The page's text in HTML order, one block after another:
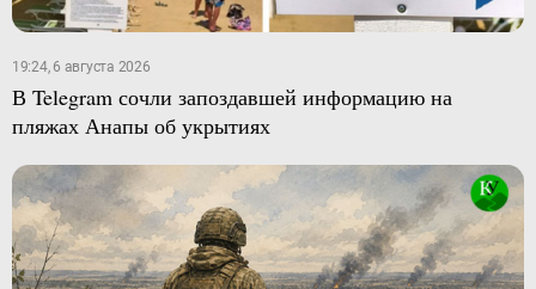
19:24, 6 августа 2026
В Telegram сочли запоздавшей информацию на
пляжах Анапы об укрытиях